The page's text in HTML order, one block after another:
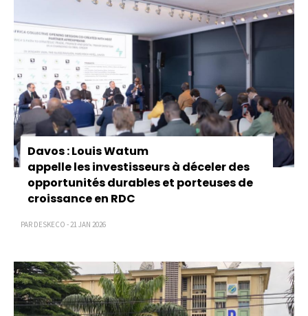
Davos : Louis Watum
appelle les investisseurs à déceler des
opportunités durables et porteuses de
croissance en RDC
PAR DESKECO - 21 JAN 2026